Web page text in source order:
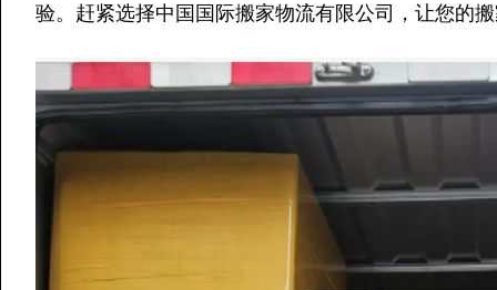
验。赶紧选择中国国际搬家物流有限公司，让您的